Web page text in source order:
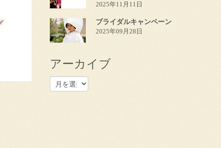
2025年11月11日
ブライダルキャンペーン
2025年09月28日
アーカイブ